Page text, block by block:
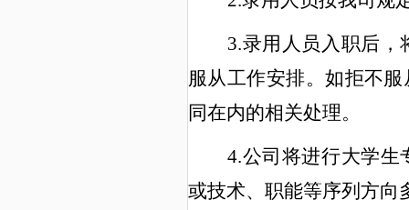
3.录用人员入职后
服从工作安排。如拒不
同在内的相关处理。
4.公司将进行大学生
或技术、职能等序列方向